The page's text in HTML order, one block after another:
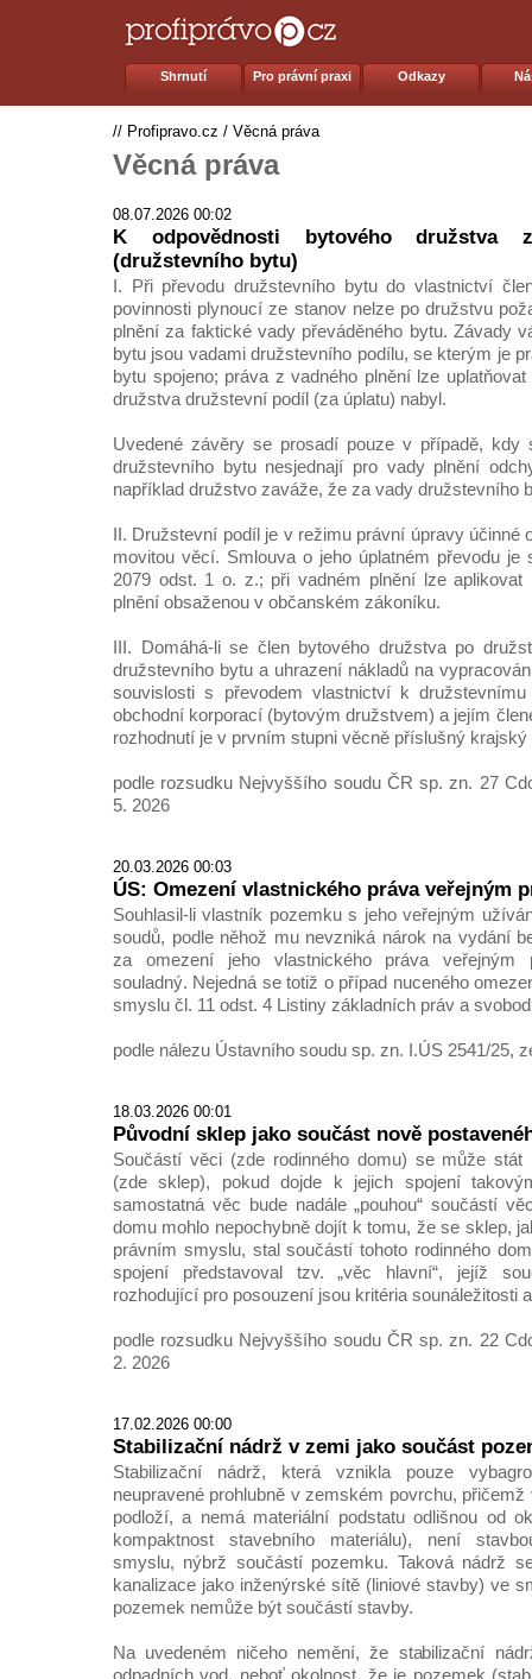
Shrnutí Pro právní praxi Odkazy
// Profipravo.cz / Věcná práva
Věcná práva
08.07.2026 00:02
K odpovědnosti bytového družstva
(družstevního bytu)
I. Při převodu družstevního bytu do vlastnictví
povinnosti plynoucí ze stanov nelze po družstvu
plnění za faktické vady převáděného bytu. Závady
bytu jsou vadami družstevního podílu, se kterým je
bytu spojeno; práva z vadného plnění lze
družstva družstevní podíl (za úplatu) nabyl.
Uvedené závěry se prosadí pouze v případě, kdy
družstevního bytu nesjednají pro vady plnění
například družstvo zaváže, že za vady družstevního
II. Družstevní podíl je v režimu právní úpravy účinné
movitou věcí. Smlouva o jeho úplatném převodu je
2079 odst. 1 o. z.; při vadném plnění lze aplikovat
plnění obsaženou v občanském zákoníku.
III. Domáhá-li se člen bytového družstva po
družstevního bytu a uhrazení nákladů na
souvislosti s převodem vlastnictví k
obchodní korporací (bytovým družstvem) a jejím
rozhodnutí je v prvním stupni věcně příslušný krajský
podle rozsudku Nejvyššího soudu ČR sp. zn. 27
5. 2026
20.03.2026 00:03
ÚS: Omezení vlastnického práva veřejným
Souhlasil-li vlastník pozemku s jeho veřejným
soudů, podle něhož mu nevzniká nárok na vydání
za omezení jeho vlastnického práva veřejným
souladný. Nejedná se totiž o případ nuceného
smyslu čl. 11 odst. 4 Listiny základních práv a
podle nálezu Ústavního soudu sp. zn. I.ÚS 2541/25,
18.03.2026 00:01
Původní sklep jako součást nově
Součástí věci (zde rodinného domu) se může
(zde sklep), pokud dojde k jejich spojení
samostatná věc bude nadále „pouhou“ součástí
domu mohlo nepochybně dojít k tomu, že se sklep,
právním smyslu, stal součástí tohoto rodinného
spojení představoval tzv. „věc hlavní“, jejíž
rozhodující pro posouzení jsou kritéria sounáležitosti
podle rozsudku Nejvyššího soudu ČR sp. zn. 22
2. 2026
17.02.2026 00:00
Stabilizační nádrž v zemi jako součást
Stabilizační nádrž, která vznikla pouze
neupravené prohlubně v zemském povrchu,
podloží, a nemá materiální podstatu odlišnou od
kompaktnost stavebního materiálu), není
smyslu, nýbrž součástí pozemku. Taková nádrž
kanalizace jako inženýrské sítě (liniové stavby) ve
pozemek nemůže být součástí stavby.
Na uvedeném ničeho nemění, že stabilizační
odpadních vod, neboť okolnost, že je pozemek